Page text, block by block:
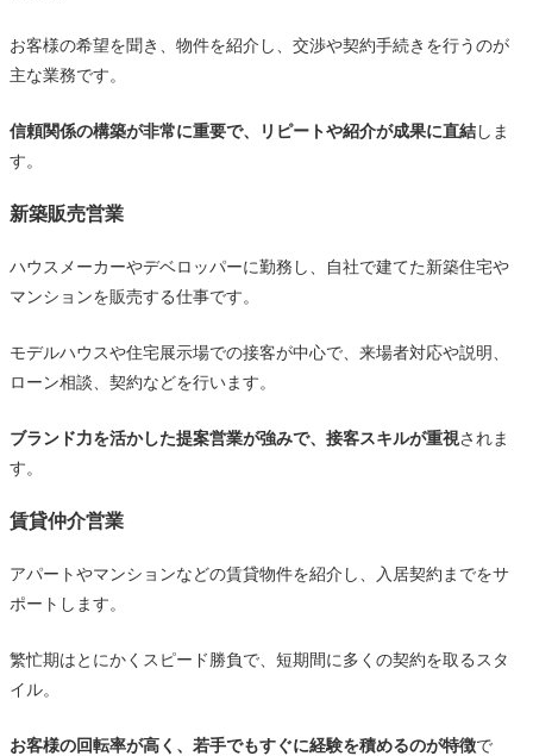
未経験者が最初に年収アップを目指しやすいの
営業スタイルと向き・不向きを徹底比較
「人と長く関わるのが好き」なら仲介向き、「商
品を通して感動を届けたい」なら販売向き
不動産営業4業種の比較一覧表
未経験者におすすめの不動産営業はどれ？
業界経験者が語る「後悔しない業種選び」のポイント
分に合う業態」を選ぶことがカギ
お客様の希望を聞き、物件を紹介し、交渉や契約手続きを行うのが
主な業務です。
信頼関係の構築が非常に重要で、リピートや紹介が成果に直結しま
す。
新築販売営業
ハウスメーカーやデベロッパーに勤務し、自社で建てた新築住宅や
マンションを販売する仕事です。
モデルハウスや住宅展示場での接客が中心で、来場者対応や説明、
ローン相談、契約などを行います。
ブランド力を活かした提案営業が強みで、接客スキルが重視されま
す。
賃貸仲介営業
アパートやマンションなどの賃貸物件を紹介し、入居契約までをサ
ポートします。
繁忙期はとにかくスピード勝負で、短期間に多くの契約を取るスタ
イル。
お客様の回転率が高く、若手でもすぐに経験を積めるのが特徴で